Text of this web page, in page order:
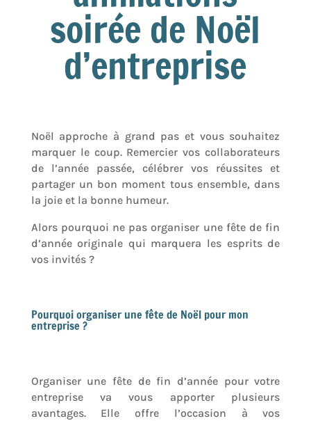
soirée de Noël
d’entreprise
Noël approche à grand pas et vous souhaitez
marquer le coup. Remercier vos collaborateurs
de l’année passée, célébrer vos réussites et
partager un bon moment tous ensemble, dans
la joie et la bonne humeur.
Alors pourquoi ne pas organiser une fête de fin
d’année originale qui marquera les esprits de
vos invités ?
Pourquoi organiser une fête de Noël pour mon
entreprise ?
Organiser une fête de fin d’année pour votre
entreprise va vous apporter plusieurs
avantages. Elle offre l’occasion à vos